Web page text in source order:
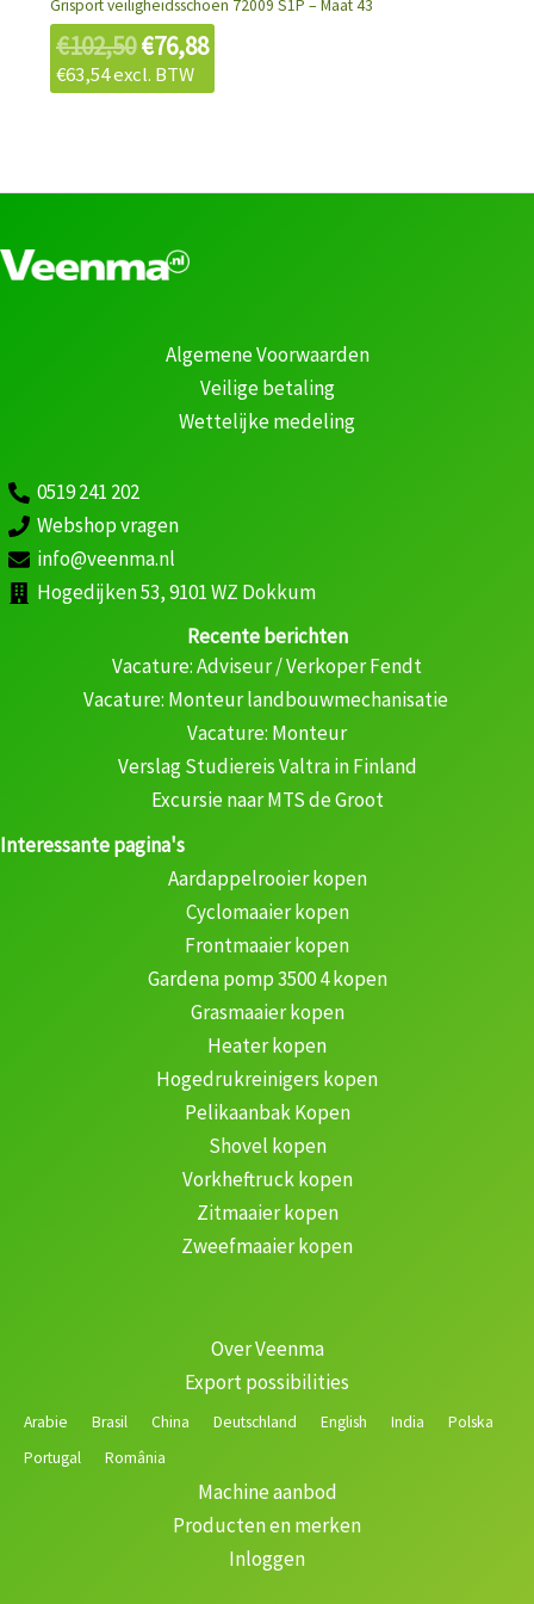
Grisport veiligheidsschoen 72009 S1P – Maat 43
€102,50€76,88
€63,54excl. BTW
Algemene Voorwaarden
Veilige betaling
Wettelijke medeling
0519 241 202
Webshop vragen
info@veenma.nl
Hogedijken 53, 9101 WZ Dokkum
Recente berichten
Vacature: Adviseur / Verkoper Fendt
Vacature: Monteur landbouwmechanisatie
Vacature: Monteur
Verslag Studiereis Valtra in Finland
Excursie naar MTS de Groot
Interessante pagina's
Aardappelrooier kopen
Cyclomaaier kopen
Frontmaaier kopen
Gardena pomp 3500 4 kopen
Grasmaaier kopen
Heater kopen
Hogedrukreinigers kopen
Pelikaanbak Kopen
Shovel kopen
Vorkheftruck kopen
Zitmaaier kopen
Zweefmaaier kopen
Over Veenma
Export possibilities
Arabie Brasil China Deutschland English India
Polska
Portugal
România
Machine aanbod
Producten en merken
Inloggen